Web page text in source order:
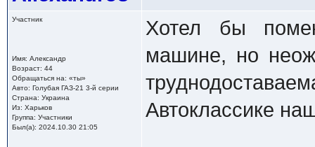
Участник
Имя: Александр
Возраст: 44
Обращаться на: «ты»
Авто: Голубая ГАЗ-21 3-й серии
Страна: Украина
Из: Харьков
Группа: Участники
Был(а): 2024.10.30 21:05
Хотел бы
машине, но
Автоклассике